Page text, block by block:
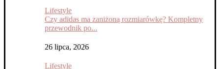
Lifestyle
Czy adidas ma zaniżoną rozmiarówkę? Kompletny
przewodnik po...
26 lipca, 2026
Lifestyle